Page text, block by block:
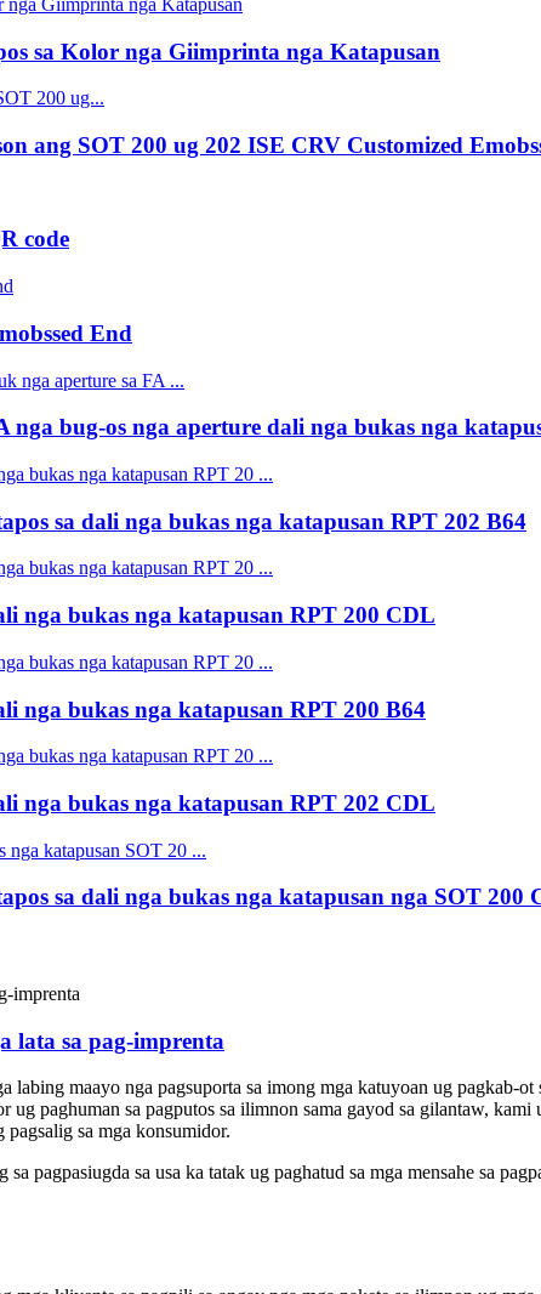
sa Kolor nga Giimprinta nga Katapusan
ang SOT 200 ug 202 ISE CRV Customized
code
End
bug-os nga aperture dali nga bukas nga
sa dali nga bukas nga katapusan RPT 202 B64
nga bukas nga katapusan RPT 200 CDL
nga bukas nga katapusan RPT 200 B64
nga bukas nga katapusan RPT 202 CDL
sa dali nga bukas nga katapusan nga SOT 200
lata sa pag-imprenta
labing maayo nga pagsuporta sa imong mga katuyoan ug pagkab-
ug paghuman sa pagputos sa ilimnon sama gayod sa gilantaw,
sa mga konsumidor.
pagpasiugda sa usa ka tatak ug paghatud sa mga mensahe sa